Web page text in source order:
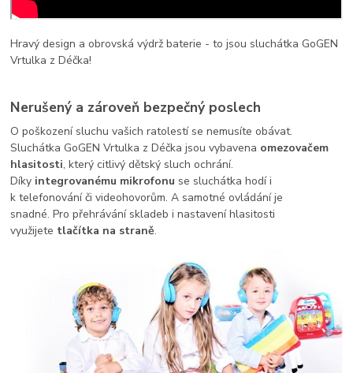
Hravý design a obrovská výdrž baterie - to jsou sluchátka GoGEN
Vrtulka z Déčka!
Nerušený a zároveň bezpečný poslech
O poškození sluchu vašich ratolestí se nemusíte obávat.
Sluchátka GoGEN Vrtulka z Déčka jsou vybavena omezovačem
hlasitosti, který citlivý dětský sluch ochrání.
Díky integrovanému mikrofonu se sluchátka hodí i
k telefonování či videohovorům. A samotné ovládání je
snadné. Pro přehrávání skladeb i nastavení hlasitosti
využijete tlačítka na straně.